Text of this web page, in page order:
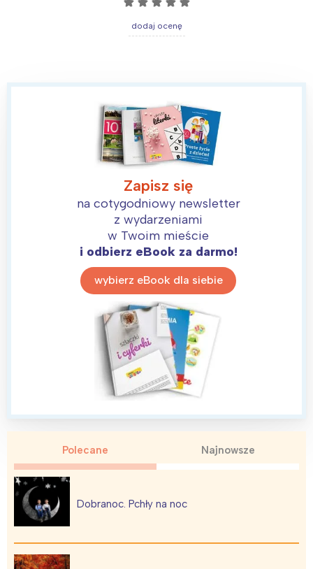
dodaj ocenę
Zapisz się
na cotygodniowy newsletter
z wydarzeniami
w Twoim mieście
i odbierz eBook za darmo!
wybierz eBook dla siebie
Polecane Najnowsze
Dobranoc. Pchły na noc